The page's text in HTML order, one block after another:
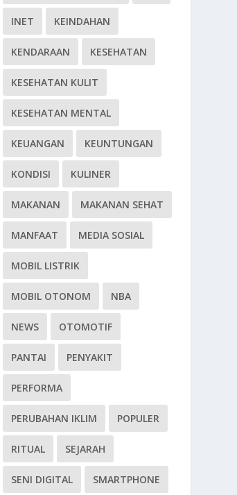
INET KEINDAHAN
KENDARAAN KESEHATAN
KESEHATAN KULIT
KESEHATAN MENTAL
KEUANGAN KEUNTUNGAN
KONDISI KULINER
MAKANAN MAKANAN SEHAT
MANFAAT MEDIA SOSIAL
MOBIL LISTRIK
MOBIL OTONOM NBA
NEWS OTOMOTIF
PANTAI PENYAKIT
PERFORMA
PERUBAHAN IKLIM POPULER
RITUAL SEJARAH
SENI DIGITAL SMARTPHONE